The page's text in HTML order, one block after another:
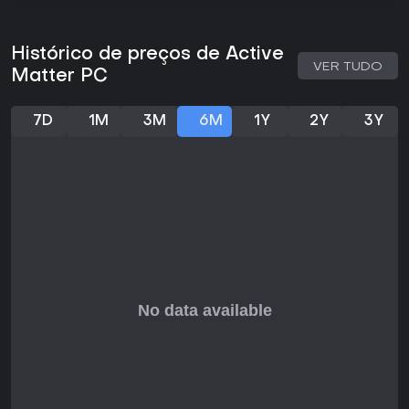
Se você vive para raids multiplayer de alto risco misturando
PvE e PvP, e gosta de uma narrativa envolta em lore de
pena. Jogadores solo encontram desafio em runs
independentes, enquanto fãs de squad apreciam a
Histórico de preços de Active
Matter PC
VER TUDO
7D 1M 3M 6M 1Y 2Y 3Y